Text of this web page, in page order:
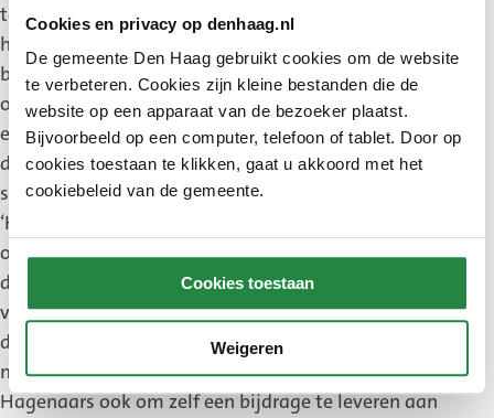
Cookies en privacy op denhaag.nl
De gemeente Den Haag gebruikt cookies om de website
te verbeteren. Cookies zijn kleine bestanden die de
website op een apparaat van de bezoeker plaatst.
Bijvoorbeeld op een computer, telefoon of tablet. Door op
cookies toestaan te klikken, gaat u akkoord met het
cookiebeleid van de gemeente.
Cookies toestaan
Weigeren
te leven, moeten regels worden nageleefd. Afval
hoort niet op straat, natuurgebieden verdienen
bescherming en foutparkeren mag niet tot
onveilige situaties leiden. Handhavers gaan altijd
eerst in overleg met de overtreder. Lukt dat niet,
dan volgen maatregelen of boetes om de overlast
snel te beëindigen.
‘Het werk van handhavers en toezichthouders ziet
op het leefbaar houden van de stad die we samen
delen. Complex werk dat altijd onder een
vergrootglas ligt. Ik ben trots op alle collega’s die
door weer en wind op pad gaan om het verschil te
maken’, zegt wethouder Barker. Hij vraagt
Hagenaars ook om zelf een bijdrage te leveren aan